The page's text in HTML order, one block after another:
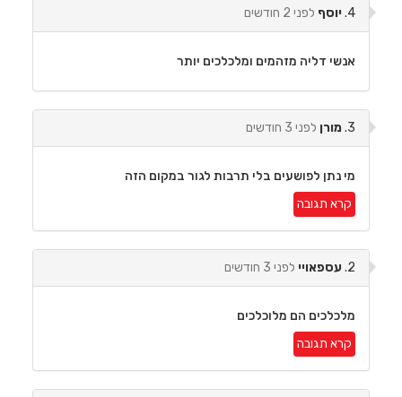
יוסף לפני 2 חודשים
אנשי דליה מזהמים ומלכלכים יותר
מורןלפני 3 חודשים
מי נתן לפושעים בלי תרבות לגור במקום הזה
קרא תגובה
עספאויילפני 3 חודשים
מלכלכים הם מלוכלכים
קרא תגובה